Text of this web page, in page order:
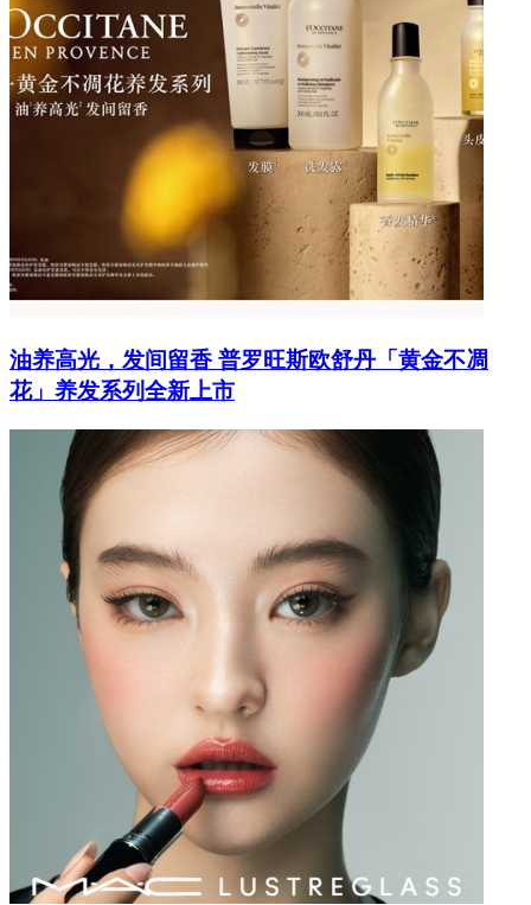
油养高光，发间留香 普罗旺斯欧舒丹「黄金不凋
花」养发系列全新上市